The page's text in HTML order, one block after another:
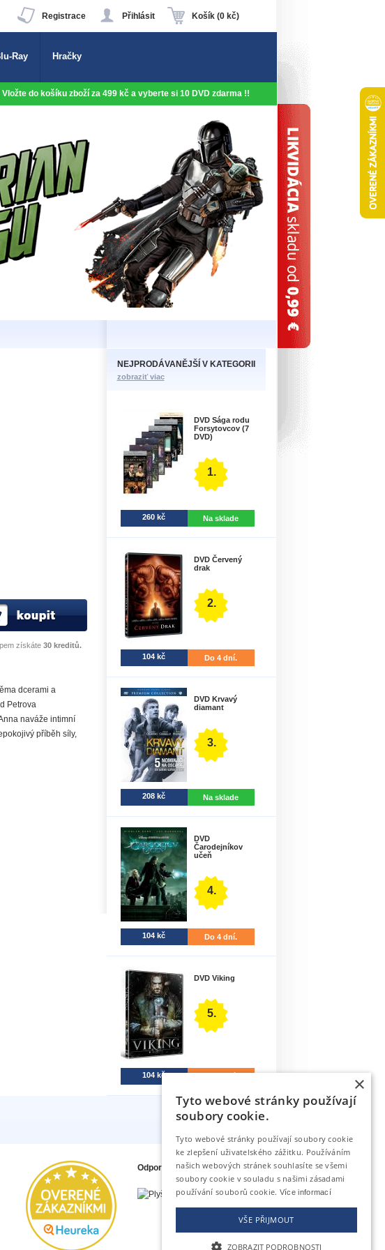
Košík (0 kč)
Přihlásit
Registrace
Ray Hračky
Vložte do košíku zboží za 499 kč a vyberte si 10 DVD zdarma !!
získáte 30 kreditů.
dcerami a
Petrova
naváže intimní
příběh síly,
NEJPRODÁVANĚJŠÍ V KATEGORII
zobraziť viac
DVD Sága rodu
Forsytovcov (7
DVD)
1.
260 kč Na sklade
DVD Červený
drak
2.
104 kč Do 4 dní.
DVD Krvavý
diamant
3.
208 kč Na sklade
DVD
Čarodejníkov
učeň
4.
104 kč Do 4 dní.
DVD Viking
5.
104 kč
Odporúčame tiež
×
Tyto webové stránky používají
soubory cookie.
Tyto webové stránky používají soubory cookie
ke zlepšení uživatelského zážitku. Používáním
našich webových stránek souhlasíte se všemi
soubory cookie v souladu s našimi zásadami
používání souborů cookie. Více informací
VŠE PŘIJMOUT
ZOBRAZIT PODROBNOSTI